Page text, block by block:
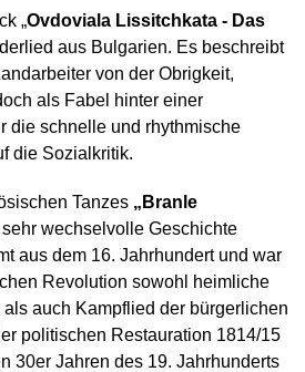
„Ovdoviala Lissitchkata - Das
aus Bulgarien. Es beschreibt
von der Obrigkeit,
als Fabel hinter einer
die schnelle und rhythmische
die Sozialkritik.
Tanzes „Branle
sehr wechselvolle Geschichte
aus dem 16. Jahrhundert und war
Revolution sowohl heimliche
auch Kampflied der bürgerlichen
politischen Restauration 1814/15
30er Jahren des 19. Jahrhunderts